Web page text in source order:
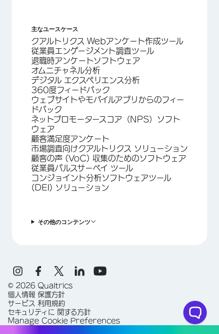
主なユースケース
クアルトリクス Webアンケート作成ツール
従業員エンゲージメント調査ツール
退職時アンケートソフトウェア
オムニチャネル分析
デジタル エクスペリエンス分析
360度フィードバック
ウェブサイトやモバイルアプリからのフィー
ドバック
ネットプロモータースコア（NPS）ソフト
ウェア
顧客満足度アンケート
市場調査向けクアルトリクス ソリューション
顧客の声 (VoC) 収集のためのソフトウェア
従業員パルスサーベイ ツール
コンジョイント分析ソフトウェアツール
(DEI) ソリューション
その他のコンテンツ
© 2026 Qualtrics
個人情報 保護方針
サービス 利用規約
セキュリティに 関する方針
Manage Cookie Preferences